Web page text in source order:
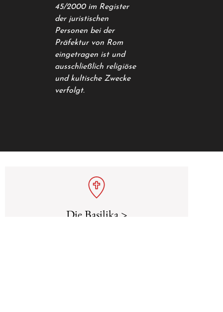
45/2000 im Register
der juristischen
Personen bei der
Präfektur von Rom
eingetragen ist und
ausschließlich religiöse
und kultische Zwecke
verfolgt.
Die Basilika >